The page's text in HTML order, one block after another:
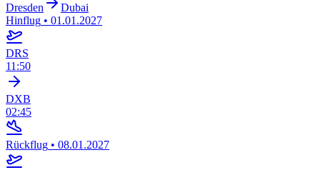
Dresden
Dubai
Hinflug • 01.01.2027
DRS
11:50
DXB
02:45
Rückflug • 08.01.2027